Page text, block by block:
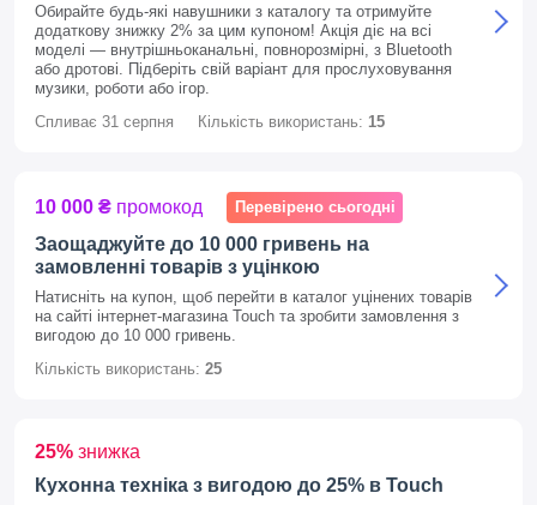
Обирайте будь-які навушники з каталогу та отримуйте
додаткову знижку 2% за цим купоном! Акція діє на всі
моделі — внутрішньоканальні, повнорозмірні, з Bluetooth
або дротові. Підберіть свій варіант для прослуховування
музики, роботи або ігор.
Спливає 31 серпня Кількість використань: 15
10 000 ₴ промокод Перевірено сьогодні
Заощаджуйте до 10 000 гривень на
замовленні товарів з уцінкою
Натисніть на купон, щоб перейти в каталог уцінених товарів
на сайті інтернет-магазина Touch та зробити замовлення з
вигодою до 10 000 гривень.
Кількість використань: 25
25% знижка
Кухонна техніка з вигодою до 25% в Touch